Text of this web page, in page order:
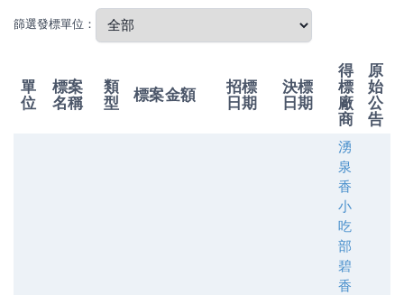
篩選發標單位：
單
位
標案
名稱
類
型
標案金額
招標
日期
決標
日期
得
標
廠
商
原
始
公
告
湧
泉
香
小
吃
部
碧
香